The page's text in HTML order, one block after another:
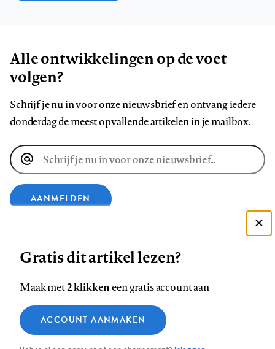
Alle ontwikkelingen op de voet
volgen?
Schrijf je nu in voor onze nieuwsbrief en ontvang iedere
donderdag de meest opvallende artikelen in je mailbox.
E-
mailadres
AANMELDEN
op
Facebook
op
LinkedIn
op
Bluesky
ons
op
InstagramYouTube
Footer
Contact Colofon Disclaimer Privacy
Medische vragen verdienen
betrouwbare antwoorden
Zie onze cookie policy
Analytische cookies
Gratis dit artikel lezen?
Maak met2 klikkeneen gratis account aan
ACCOUNT AANMAKEN